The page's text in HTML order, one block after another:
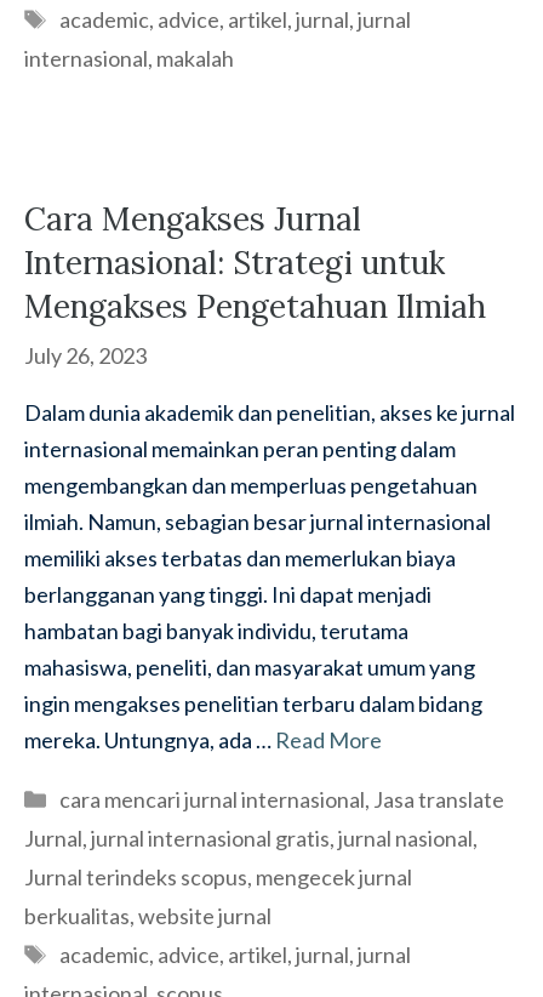
Tags
academic, advice, artikel,jurnal,jurnal
internasional, makalah
Cara Mengakses Jurnal
Internasional: Strategi untuk
Mengakses Pengetahuan Ilmiah
July 26, 2023
Dalam dunia akademik dan penelitian, akses ke jurnal
internasional memainkan peran penting dalam
mengembangkan dan memperluas pengetahuan
ilmiah. Namun, sebagian besar jurnal internasional
memiliki akses terbatas dan memerlukan biaya
berlangganan yang tinggi. Ini dapat menjadi
hambatan bagi banyak individu, terutama
mahasiswa, peneliti, dan masyarakat umum yang
ingin mengakses penelitian terbaru dalam bidang
mereka. Untungnya, ada … Read More
Categories
cara mencari jurnal internasional, Jasa translate
Jurnal,jurnal internasional gratis,jurnal nasional,
Jurnal terindeks scopus, mengecek jurnal
berkualitas,website jurnal
Tags
academic, advice, artikel,jurnal,jurnal